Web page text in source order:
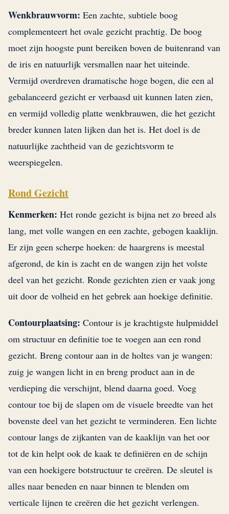
Wenkbrauwvorm: Een zachte, subtiele boog
complementeert het ovale gezicht prachtig. De boog
moet zijn hoogste punt bereiken boven de buitenrand van
de iris en natuurlijk versmallen naar het uiteinde.
Vermijd overdreven dramatische hoge bogen, die een al
gebalanceerd gezicht er verbaasd uit kunnen laten zien,
en vermijd volledig platte wenkbrauwen, die het gezicht
breder kunnen laten lijken dan het is. Het doel is de
natuurlijke zachtheid van de gezichtsvorm te
weerspiegelen.
Rond Gezicht
Kenmerken: Het ronde gezicht is bijna net zo breed als
lang, met volle wangen en een zachte, gebogen kaaklijn.
Er zijn geen scherpe hoeken: de haargrens is meestal
afgerond, de kin is zacht en de wangen zijn het volste
deel van het gezicht. Ronde gezichten zien er vaak jong
uit door de volheid en het gebrek aan hoekige definitie.
Contourplaatsing: Contour is je krachtigste hulpmiddel
om structuur en definitie toe te voegen aan een rond
gezicht. Breng contour aan in de holtes van je wangen:
zuig je wangen licht in en breng product aan in de
verdieping die verschijnt, blend daarna goed. Voeg
contour toe bij de slapen om de visuele breedte van het
bovenste deel van het gezicht te verminderen. Een lichte
contour langs de zijkanten van de kaaklijn van het oor
tot de kin helpt ook de kaak te definiëren en de schijn
van een hoekigere botstructuur te creëren. De sleutel is
alles naar beneden en naar binnen te blenden om
verticale lijnen te creëren die het gezicht verlengen.